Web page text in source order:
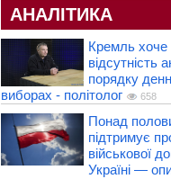
АНАЛІТИКА
Кремль хоче
відсутність
порядку
виборах - політолог
658
Понад
підтримує
військової
Україні —